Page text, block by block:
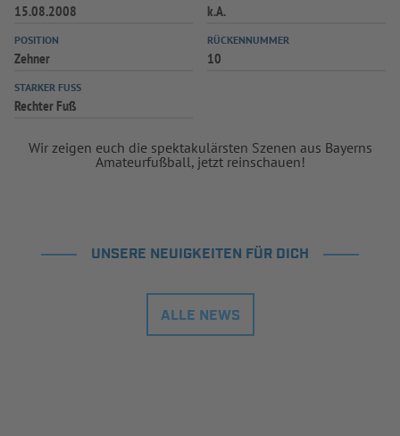
15.08.2008 k.A.
POSITION
Zehner
RÜCKENNUMMER
10
STARKER FUSS
Rechter Fuß
Wir zeigen euch die spektakulärsten Szenen aus Bayerns
Amateurfußball, jetzt reinschauen!
UNSERE NEUIGKEITEN FÜR DICH
ALLE NEWS